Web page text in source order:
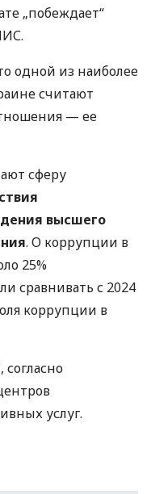
„побеждает“
одной из наиболее
считают
— ее
сферу
высшего
. О коррупции в
25%
сравнивать с 2024
коррупции в
услуг.